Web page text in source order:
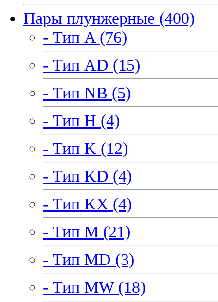
Пары плунжерные (400)
- Тип A (76)
- Тип AD (15)
- Тип NB (5)
- Тип H (4)
- Тип K (12)
- Тип KD (4)
- Тип KX (4)
- Тип M (21)
- Тип MD (3)
- Тип MW (18)